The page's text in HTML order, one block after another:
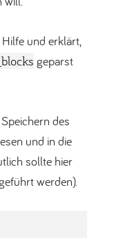
und erklärt,
geparst
des
und in die
sollte hier
werden).